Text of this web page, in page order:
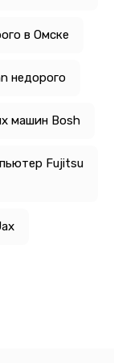
в Омске
недорого
машин Bosh
Fujitsu